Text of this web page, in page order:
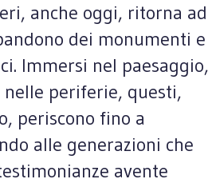
anche oggi, ritorna ad
dei monumenti e
Immersi nel paesaggio,
periferie, questi,
periscono fino a
alle generazioni che
avente